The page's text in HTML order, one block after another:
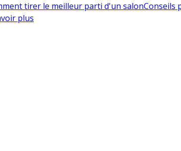
tirer le meilleur parti d'un salonConseils
plus